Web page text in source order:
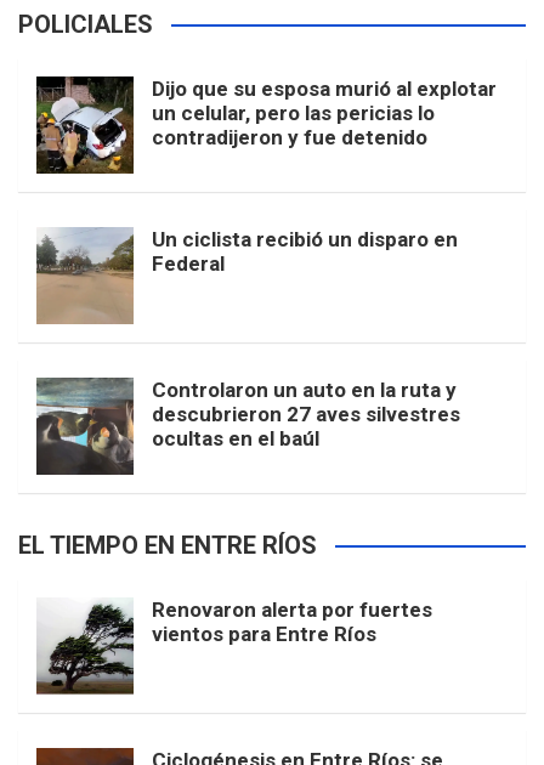
POLICIALES
Dijo que su esposa murió al explotar
un celular, pero las pericias lo
contradijeron y fue detenido
Un ciclista recibió un disparo en
Federal
Controlaron un auto en la ruta y
descubrieron 27 aves silvestres
ocultas en el baúl
EL TIEMPO EN ENTRE RÍOS
Renovaron alerta por fuertes
vientos para Entre Ríos